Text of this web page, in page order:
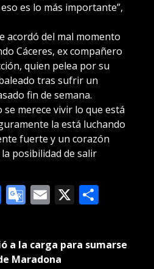
es lo más importante”,
acordó del mal momento
Cáceres, ex compañero
quien pelea por su
tras sufrir un
fin de semana.
merece vivir lo que está
la está luchando
fuerte y un corazón
posibilidad de salir
Facebook
Google
Email
X
a la carga para sumarse
Maradona